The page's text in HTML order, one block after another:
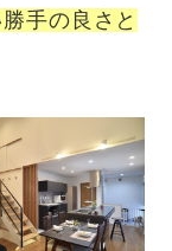
手の良さと